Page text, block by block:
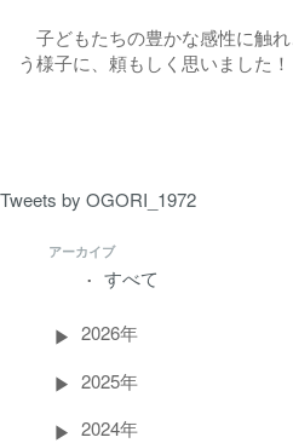
Tweets by OGORI_1972
アーカイブ
すべて
2026年
2025年
2024年
子どもたちの豊かな感性に触
う様子に、頼もしく思いました！